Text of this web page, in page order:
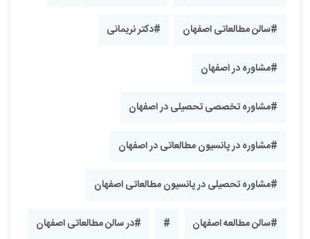
#سالن مطالعاتی اصفهان #دکتر نریمانی
#مشاوره در اصفهان
#مشاوره تخصصی تحصیلی در اصفهان
#مشاوره در پانسیون مطالعاتی در اصفهان
#مشاوره تحصیلی در پانسیون مطالعاتی اصفهان
#سالن مطالعه اصفهان # #در سالن مطالعاتی اصفهان